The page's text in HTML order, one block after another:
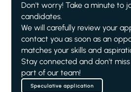
Don't worry! Take a minute to
candidates.
We will carefully review your
contact you as soon as an
matches your skills and
Stay connected and don't
part of our team!
Speculative application